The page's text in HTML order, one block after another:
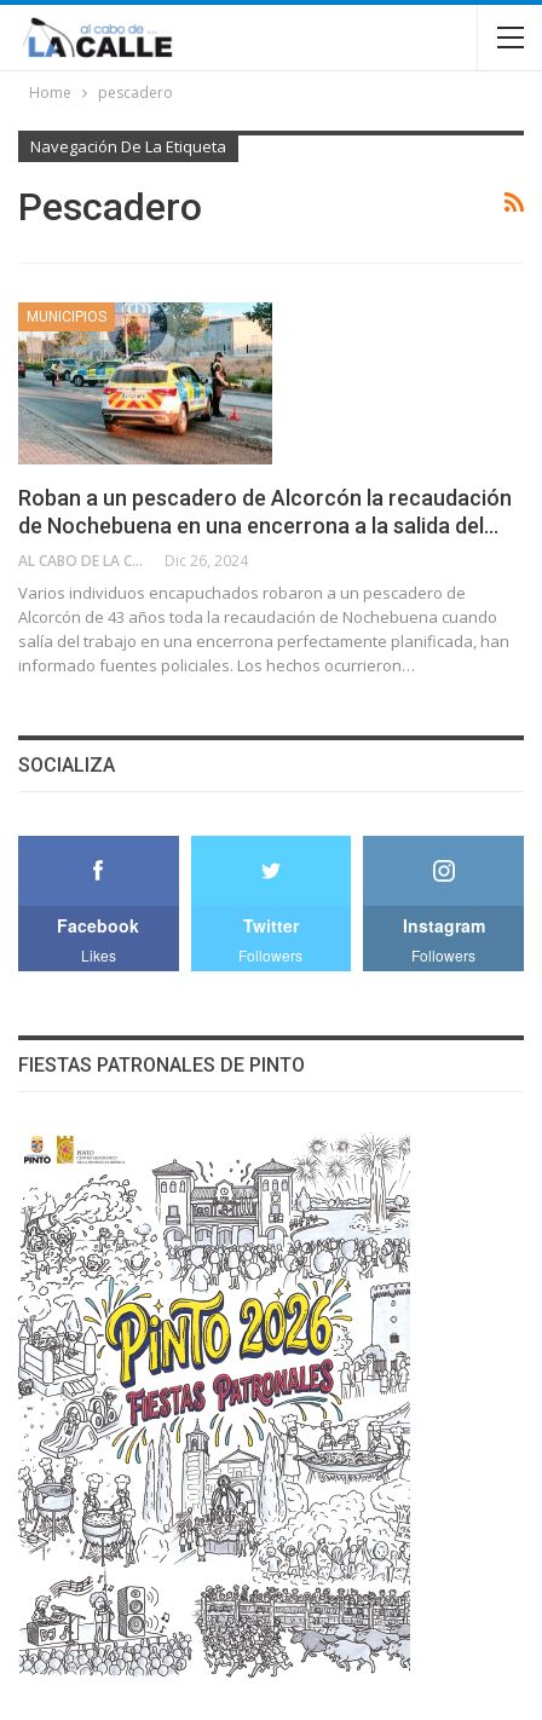
Home pescadero
Navegación De La Etiqueta
Pescadero
MUNICIPIOS
Roban a un pescadero de Alcorcón la recaudación
de Nochebuena en una encerrona a la salida del…
AL CABO DE LA CALLE Dic 26, 2024
Varios individuos encapuchados robaron a un pescadero de
Alcorcón de 43 años toda la recaudación de Nochebuena cuando
salía del trabajo en una encerrona perfectamente planificada, han
informado fuentes policiales. Los hechos ocurrieron…
SOCIALIZA
Facebook
Likes
Twitter
Followers
Instagram
Followers
FIESTAS PATRONALES DE PINTO